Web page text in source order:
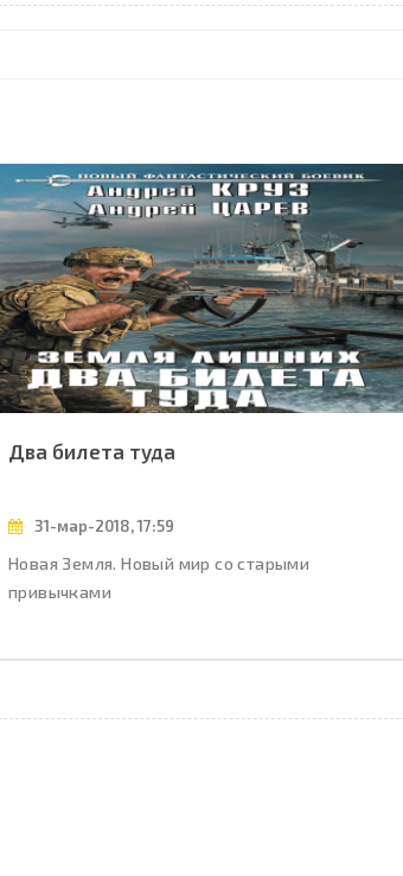
Два билета туда
31-мар-2018, 17:59
Новая Земля. Новый мир со старыми
привычками